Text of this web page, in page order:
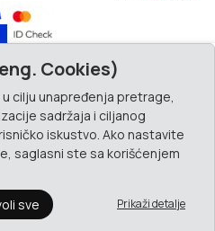
Cookies)
cilju unapređenja pretrage,
sadržaja i ciljanog
iskustvo. Ako nastavite
saglasni ste sa korišćenjem
sve Prikaži detalje